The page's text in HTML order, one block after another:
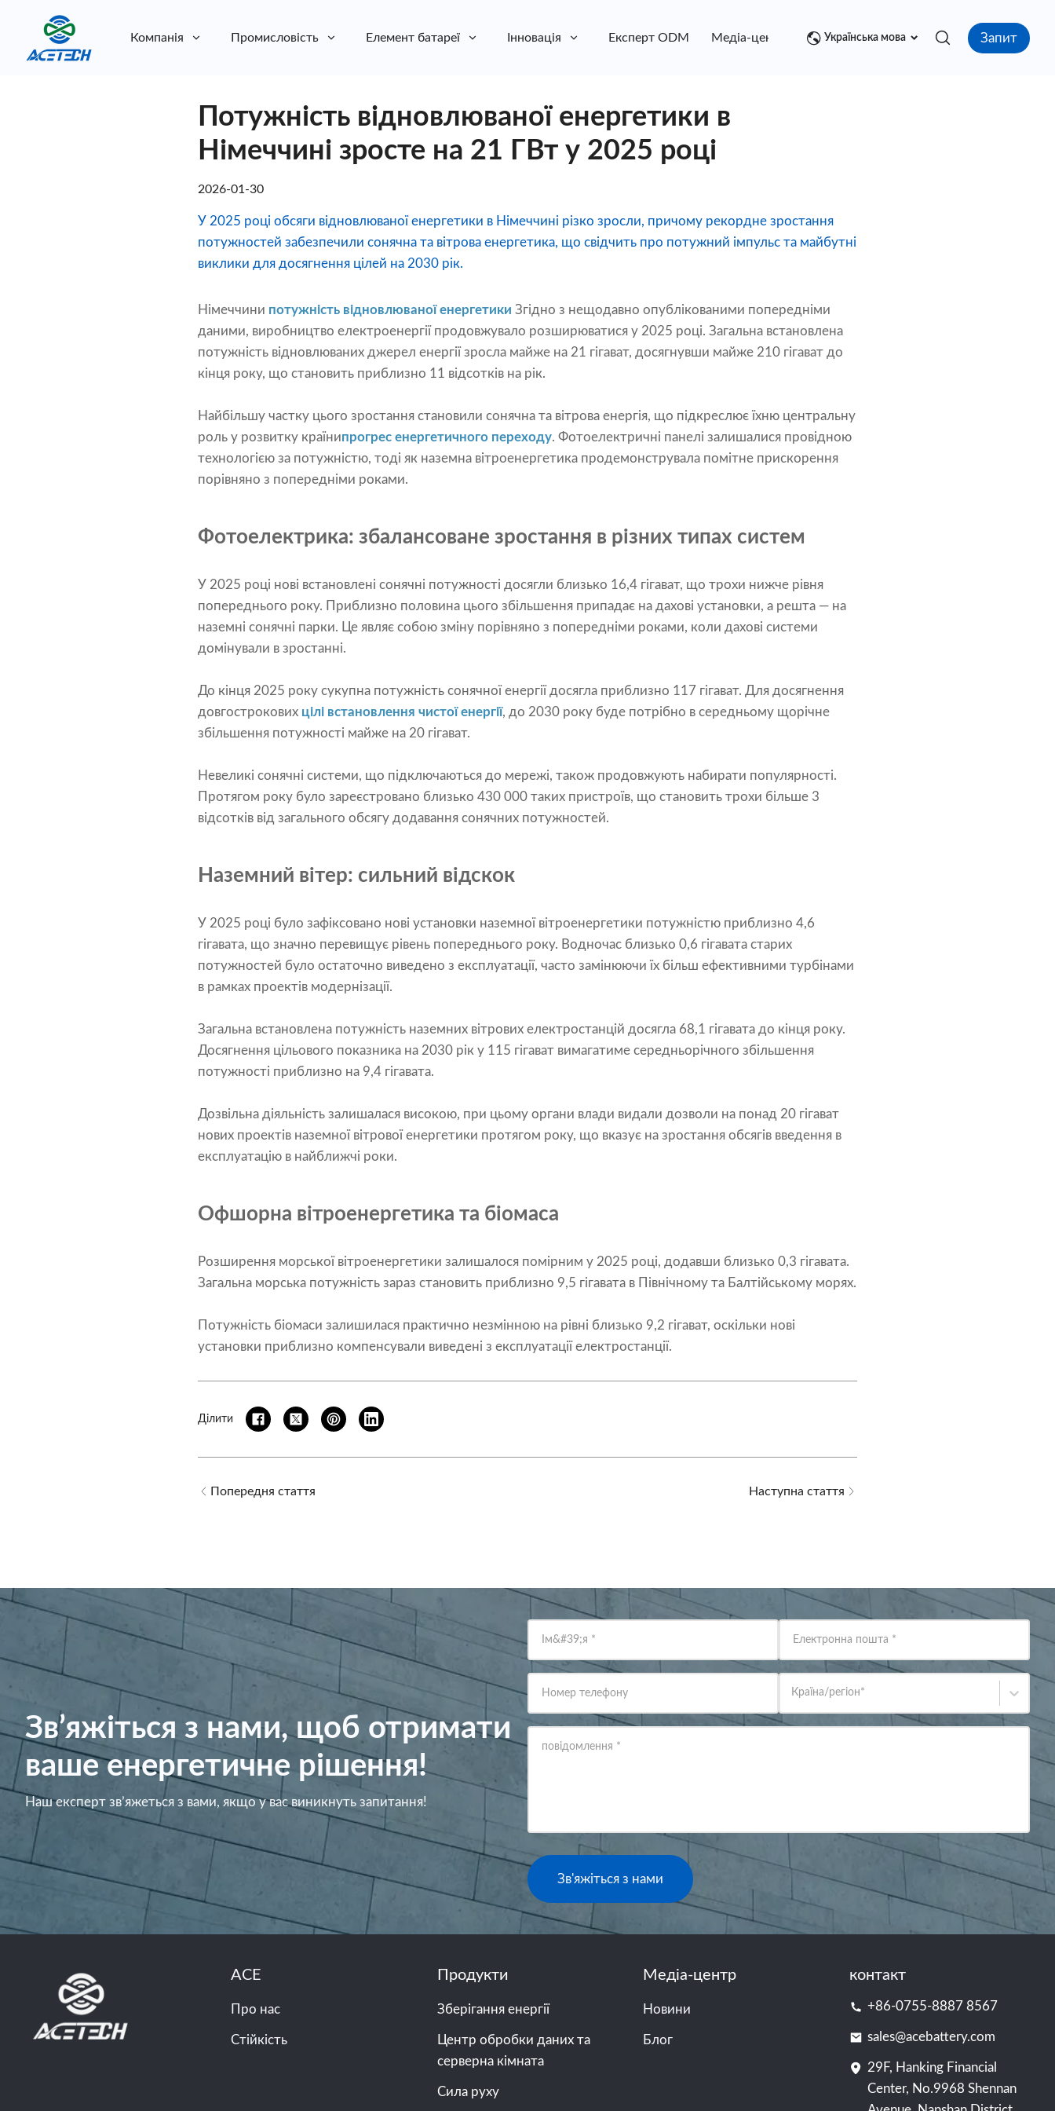
Компанія Промисловість Елемент батареї Інновація Експерт ODM Медіа-центр контакт
Українська мова Запит
Потужність відновлюваної енергетики в
Німеччині зросте на 21 ГВт у 2025 році
2026-01-30
У 2025 році обсяги відновлюваної енергетики в Німеччині різко зросли, причому рекордне зростання
потужностей забезпечили сонячна та вітрова енергетика, що свідчить про потужний імпульс та майбутні
виклики для досягнення цілей на 2030 рік.
Німеччини потужність відновлюваної енергетики Згідно з нещодавно опублікованими попередніми
даними, виробництво електроенергії продовжувало розширюватися у 2025 році. Загальна встановлена ​​
потужність відновлюваних джерел енергії зросла майже на 21 гігават, досягнувши майже 210 гігават до
кінця року, що становить приблизно 11 відсотків на рік.
Найбільшу частку цього зростання становили сонячна та вітрова енергія, що підкреслює їхню центральну
роль у розвитку країнипрогрес енергетичного переходу. Фотоелектричні панелі залишалися провідною
технологією за потужністю, тоді як наземна вітроенергетика продемонструвала помітне прискорення
порівняно з попередніми роками.
Фотоелектрика: збалансоване зростання в різних типах систем
У 2025 році нові встановлені сонячні потужності досягли близько 16,4 гігават, що трохи нижче рівня
попереднього року. Приблизно половина цього збільшення припадає на дахові установки, а решта — на
наземні сонячні парки. Це являє собою зміну порівняно з попередніми роками, коли дахові системи
домінували в зростанні.
До кінця 2025 року сукупна потужність сонячної енергії досягла приблизно 117 гігават. Для досягнення
довгострокових цілі встановлення чистої енергії, до 2030 року буде потрібно в середньому щорічне
збільшення потужності майже на 20 гігават.
Невеликі сонячні системи, що підключаються до мережі, також продовжують набирати популярності.
Протягом року було зареєстровано близько 430 000 таких пристроїв, що становить трохи більше 3
відсотків від загального обсягу додавання сонячних потужностей.
Наземний вітер: сильний відскок
У 2025 році було зафіксовано нові установки наземної вітроенергетики потужністю приблизно 4,6
гігавата, що значно перевищує рівень попереднього року. Водночас близько 0,6 гігавата старих
потужностей було остаточно виведено з експлуатації, часто замінюючи їх більш ефективними турбінами
в рамках проектів модернізації.
Загальна встановлена ​​потужність наземних вітрових електростанцій досягла 68,1 гігавата до кінця року.
Досягнення цільового показника на 2030 рік у 115 гігават вимагатиме середньорічного збільшення
потужності приблизно на 9,4 гігавата.
Дозвільна діяльність залишалася високою, при цьому органи влади видали дозволи на понад 20 гігават
нових проектів наземної вітрової енергетики протягом року, що вказує на зростання обсягів введення в
експлуатацію в найближчі роки.
Офшорна вітроенергетика та біомаса
Розширення морської вітроенергетики залишалося помірним у 2025 році, додавши близько 0,3 гігавата.
Загальна морська потужність зараз становить приблизно 9,5 гігавата в Північному та Балтійському морях.
Потужність біомаси залишилася практично незмінною на рівні близько 9,2 гігават, оскільки нові
установки приблизно компенсували виведені з експлуатації електростанції.
Ділити
Попередня стаття Наступна стаття
Зв’яжіться з нами, щоб отримати
ваше енергетичне рішення!
Наш експерт зв’яжеться з вами, якщо у вас виникнуть запитання!
Ім&#39;я * Електронна пошта *
Номер телефону Країна/регіон*
повідомлення *
Зв'яжіться з нами
ACE
Про нас
Стійкість
Продукти
Зберігання енергії
Центр обробки даних та
серверна кімната
Сила руху
Медіа-центр
Новини
Блог
контакт
+86-0755-8887 8567
sales@acebattery.com
29F, Hanking Financial
Center, No.9968 Shennan